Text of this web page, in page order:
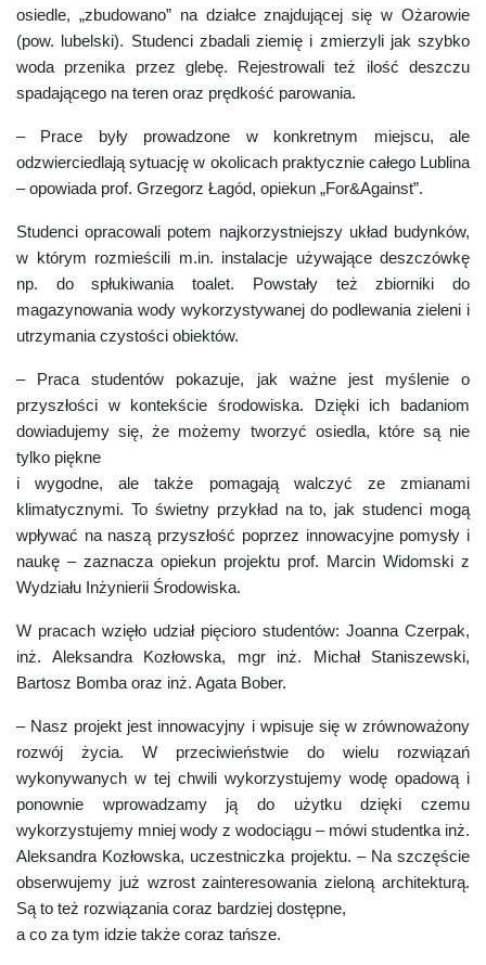
osiedle, „zbudowano” na działce znajdującej się w Ożarowie
(pow. lubelski). Studenci zbadali ziemię i zmierzyli jak szybko
woda przenika przez glebę. Rejestrowali też ilość deszczu
spadającego na teren oraz prędkość parowania.
– Prace były prowadzone w konkretnym miejscu, ale
odzwierciedlają sytuację w okolicach praktycznie całego Lublina
– opowiada prof. Grzegorz Łagód, opiekun „For&Against”.
Studenci opracowali potem najkorzystniejszy układ budynków,
w którym rozmieścili m.in. instalacje używające deszczówkę
np. do spłukiwania toalet. Powstały też zbiorniki do
magazynowania wody wykorzystywanej do podlewania zieleni i
utrzymania czystości obiektów.
– Praca studentów pokazuje, jak ważne jest myślenie o
przyszłości w kontekście środowiska. Dzięki ich badaniom
dowiadujemy się, że możemy tworzyć osiedla, które są nie
tylko piękne
i wygodne, ale także pomagają walczyć ze zmianami
klimatycznymi. To świetny przykład na to, jak studenci mogą
wpływać na naszą przyszłość poprzez innowacyjne pomysły i
naukę – zaznacza opiekun projektu prof. Marcin Widomski z
Wydziału Inżynierii Środowiska.
W pracach wzięło udział pięcioro studentów: Joanna Czerpak,
inż. Aleksandra Kozłowska, mgr inż. Michał Staniszewski,
Bartosz Bomba oraz inż. Agata Bober.
– Nasz projekt jest innowacyjny i wpisuje się w zrównoważony
rozwój życia. W przeciwieństwie do wielu rozwiązań
wykonywanych w tej chwili wykorzystujemy wodę opadową i
ponownie wprowadzamy ją do użytku dzięki czemu
wykorzystujemy mniej wody z wodociągu – mówi studentka inż.
Aleksandra Kozłowska, uczestniczka projektu. – Na szczęście
obserwujemy już wzrost zainteresowania zieloną architekturą.
Są to też rozwiązania coraz bardziej dostępne,
a co za tym idzie także coraz tańsze.